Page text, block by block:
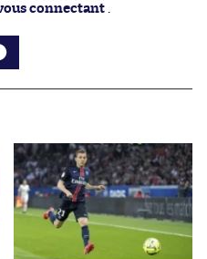
connectant